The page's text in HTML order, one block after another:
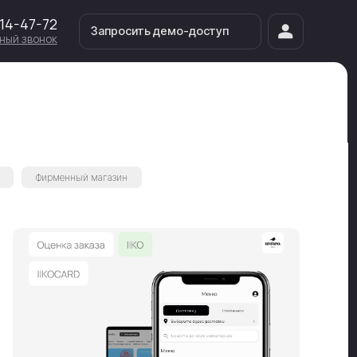
Запросить демо-доступ
Запросить демо-доступ
Фирменный магазин